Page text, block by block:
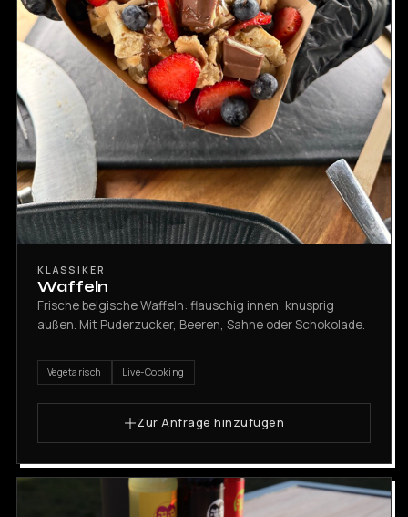
KLASSIKER
Waffeln
Frische belgische Waffeln: flauschig innen, knusprig
außen. Mit Puderzucker, Beeren, Sahne oder Schokolade.
Vegetarisch Live-Cooking
Zur Anfrage hinzufügen